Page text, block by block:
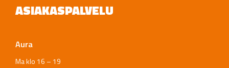
ASIAKASPALVELU
Aura
Ma klo 16 – 19